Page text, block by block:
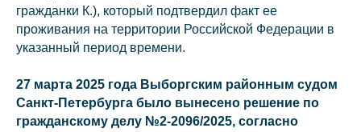
гражданки К.), который подтвердил факт ее
проживания на территории Российской Федерации в
указанный период времени.
27 марта 2025 года Выборгским районным судом
Санкт-Петербурга было вынесено решение по
гражданскому делу №2-2096/2025, согласно
2011-2026© Коллегия адвокатов «KGBP»
Политика конфиденциальности